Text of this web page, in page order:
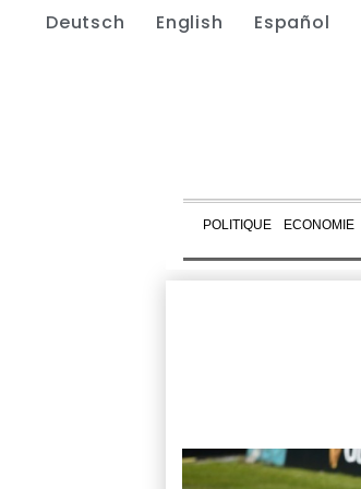
Deutsch English Español
POLITIQUE ECONOMIE